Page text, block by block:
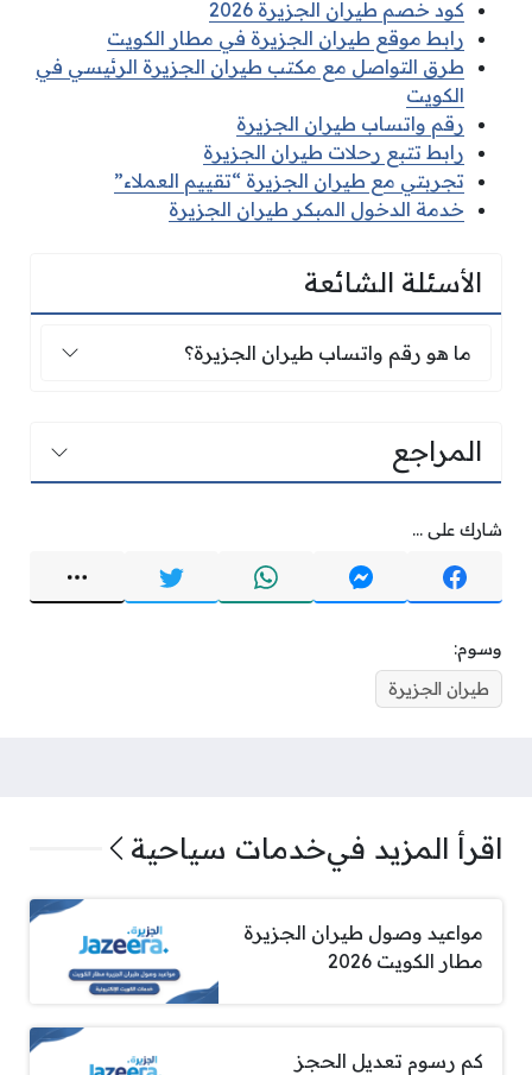
كود خصم طيران الجزيرة 2026
رابط موقع طيران الجزيرة في مطار الكويت
طرق التواصل مع مكتب طيران الجزيرة الرئيسي في
الكويت
رقم واتساب طيران الجزيرة
رابط تتبع رحلات طيران الجزيرة
تجربتي مع طيران الجزيرة “تقييم العملاء”
خدمة الدخول المبكر طيران الجزيرة
الأسئلة الشائعة
ما هو رقم واتساب طيران الجزيرة؟
ما هو رقم واتساب طيران الجزيرة؟
المراجع
شارك على ...
وسوم:
طيران الجزيرة
اقرأ المزيد فيخدمات سياحية
مواعيد وصول طيران الجزيرة
مطار الكويت 2026
كم رسوم تعديل الحجز